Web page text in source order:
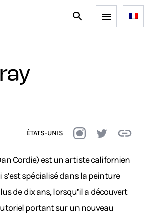
ÉTATS-UNIS
Cordie) est un artiste californien
spécialisé dans la peinture
de dix ans, lorsqu’il a découvert
portant sur un nouveau